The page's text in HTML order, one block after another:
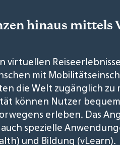
hinaus mittels
virtuellen
mit
die Welt zugänglich zu
können Nutzer bequem
erleben. Das
spezielle
und Bildung (vLearn).